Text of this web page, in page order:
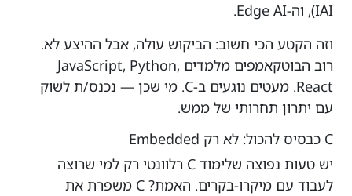
IAI), וה-Edge AI.
וזה הקטע הכי חשוב: הביקוש עולה, אבל ההיצע לא.
רוב הבוטקאמפים מלמדים JavaScript, Python,
React. מעטים נוגעים ב-C. מי שכן — נכנס/ת לשוק
עם יתרון תחרותי של ממש.
C כבסיס להכול: לא רק Embedded
יש טעות נפוצה שלימוד C רלוונטי רק למי שרוצה
לעבוד עם מיקרו-בקרים. האמת? C משפרת את